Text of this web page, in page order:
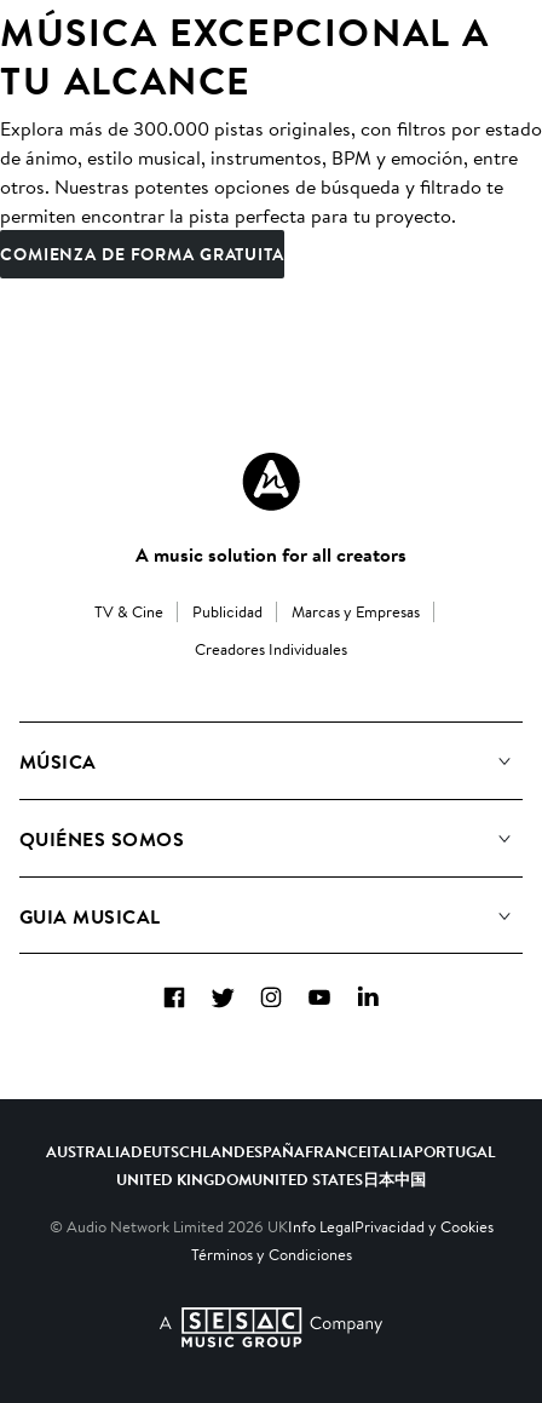
MÚSICA EXCEPCIONAL A
TU ALCANCE
Explora más de 300.000 pistas originales, con filtros por estado
de ánimo, estilo musical, instrumentos, BPM y emoción, entre
otros. Nuestras potentes opciones de búsqueda y filtrado te
permiten encontrar la pista perfecta para tu proyecto.
COMIENZA DE FORMA GRATUITA
A music solution for all creators
TV & Cine Publicidad
Marcas y Empresas
Creadores Individuales
MÚSICA
Buscar
QUIÉNES SOMOS
Candidaturas Nuevos Compositores
GUIA MUSICAL
FacebookTwitterInstagramYouTubeLinkedIn
AUSTRALIADEUTSCHLANDESPAÑAFRANCEITALIAPORTUGAL
UNITED KINGDOMUNITED STATES日本中国
© Audio Network Limited 2026 UKInfo LegalPrivacidad y Cookies
Términos y Condiciones
A SESAC Company